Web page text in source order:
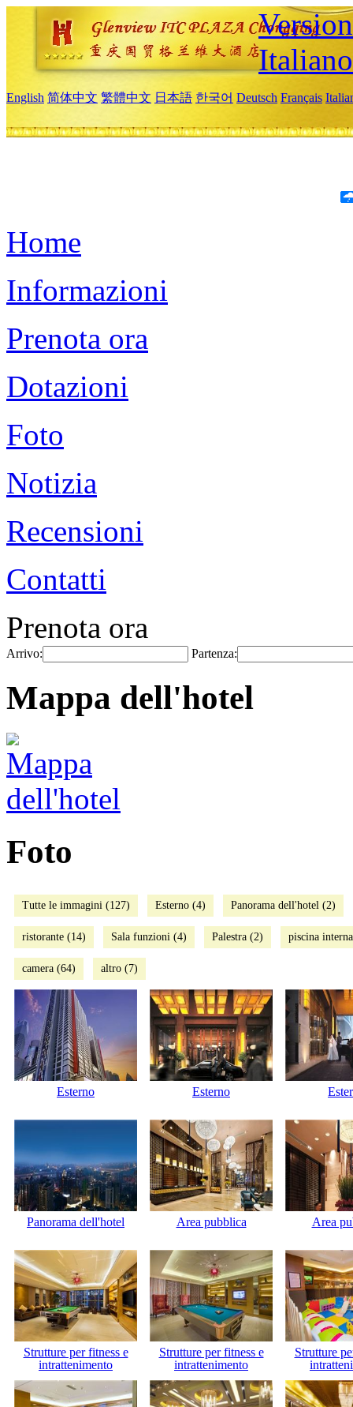
Italiano
English 简体中文 繁體中文 日本語 한국어 Deutsch Français
Home
Informazioni
Prenota ora
Dotazioni
Foto
Notizia
Recensioni
Contatti
Prenota ora
Arrivo: Partenza:
Mappa dell'hotel
Foto
Tutte le immagini (127) Esterno (4) Panorama dell'hotel (2)
ristorante (14) Sala funzioni (4) Palestra (2) piscina
camera (64) altro (7)
Esterno Esterno
Panorama dell'hotel Area pubblica Area
Strutture per fitness e
intrattenimento
Strutture per fitness e
intrattenimento
Strutture